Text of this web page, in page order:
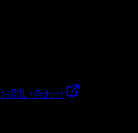
お問い合わせ